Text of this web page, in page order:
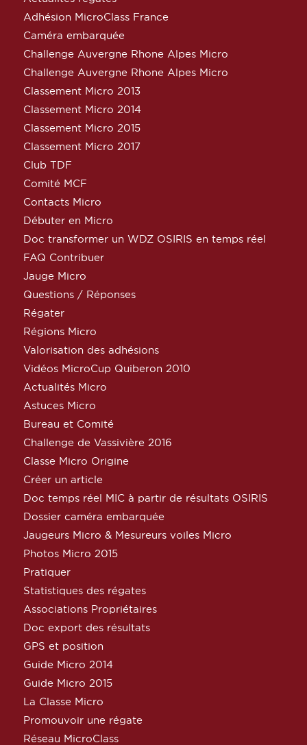
Adhésion MicroClass France
Caméra embarquée
Challenge Auvergne Rhone Alpes Micro
Challenge Auvergne Rhone Alpes Micro
Classement Micro 2013
Classement Micro 2014
Classement Micro 2015
Classement Micro 2017
Club TDF
Comité MCF
Contacts Micro
Débuter en Micro
Doc transformer un WDZ OSIRIS en temps réel
FAQ Contribuer
Jauge Micro
Questions / Réponses
Régater
Régions Micro
Valorisation des adhésions
Vidéos MicroCup Quiberon 2010
Actualités Micro
Astuces Micro
Bureau et Comité
Challenge de Vassivière 2016
Classe Micro Origine
Créer un article
Doc temps réel MIC à partir de résultats OSIRIS
Dossier caméra embarquée
Jaugeurs Micro & Mesureurs voiles Micro
Photos Micro 2015
Pratiquer
Statistiques des régates
Associations Propriétaires
Doc export des résultats
GPS et position
Guide Micro 2014
Guide Micro 2015
La Classe Micro
Promouvoir une régate
Réseau MicroClass